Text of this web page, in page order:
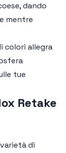
dando
mentre
colori allegra
tue
Retake
di